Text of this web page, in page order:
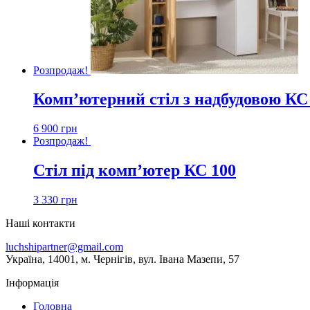
Розпродаж!
Комп’ютерний стіл з надбудовою КС
6 900 грн
Розпродаж!
Стіл під комп’ютер КС 100
3 330 грн
Наші контакти
luchshipartner@gmail.com
Українa, 14001, м. Чернігів, вул. Івана Мазепи, 57
Інформація
Головна